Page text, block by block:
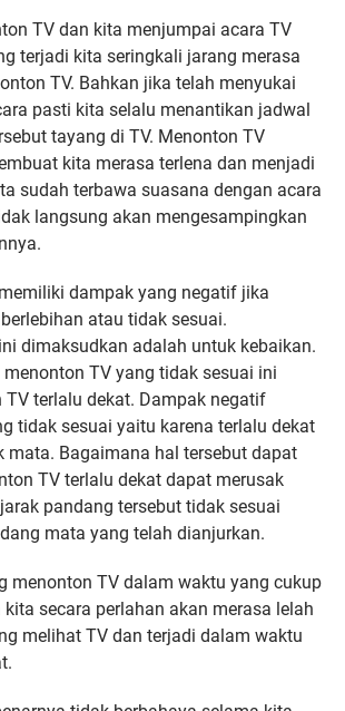
TV dan kita menjumpai acara TV
terjadi kita seringkali jarang merasa
TV. Bahkan jika telah menyukai
pasti kita selalu menantikan jadwal
tayang di TV. Menonton TV
kita merasa terlena dan menjadi
sudah terbawa suasana dengan acara
langsung akan mengesampingkan
dampak yang negatif jika
atau tidak sesuai.
dimaksudkan adalah untuk kebaikan.
TV yang tidak sesuai ini
TV terlalu dekat. Dampak negatif
tidak sesuai yaitu karena terlalu dekat
mata. Bagaimana hal tersebut dapat
TV terlalu dekat dapat merusak
pandang tersebut tidak sesuai
mata yang telah dianjurkan.
menonton TV dalam waktu yang cukup
secara perlahan akan merasa lelah
melihat TV dan terjadi dalam waktu